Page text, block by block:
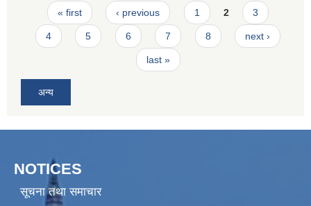
Pages
« first ‹ previous 1 2 3
4 5 6 7 8 next ›
last »
अन्य
NOTICES
सूचना तथा समाचार